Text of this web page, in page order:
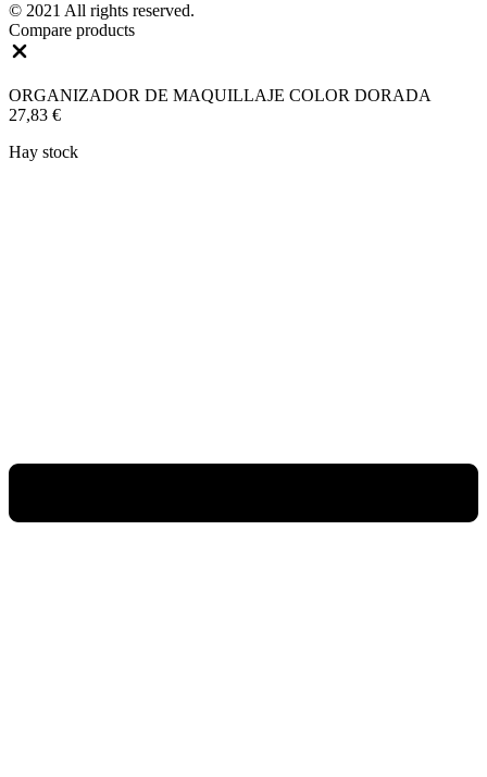
© 2021 All rights reserved.
Compare products
ORGANIZADOR DE MAQUILLAJE COLOR DORADA
27,83 €
Hay stock